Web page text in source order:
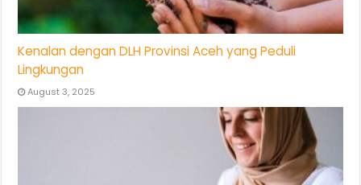
Kenalan dengan DLH Provinsi Aceh yang Peduli
Lingkungan
August 3, 2025